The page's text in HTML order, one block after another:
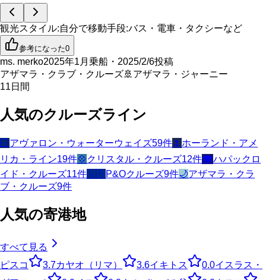
観光スタイル:自分で移動手段:バス・電車・タクシーなど
参考になった0
ms. merko2025年1月乗船・2025/2/6投稿
アザマラ・クラブ・クルーズ🚢アザマラ・ジャーニー
11日間
人気のクルーズライン
🪟 アヴァロン・ウォーターウェイズ59件🌷 ホーランド・アメ
リカ・ライン19件💠 クリスタル・クルーズ12件🎓ハパックロ
イド・クルーズ11件🇬🇧P&Oクルーズ9件🌙アザマラ・クラ
ブ・クルーズ9件
人気の寄港地
すべて見る
ピスコ
3.7カヤオ（リマ） 3.6イキトス 0.0イスラス・